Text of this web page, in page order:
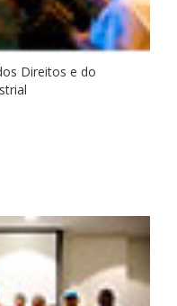
Direitos e do